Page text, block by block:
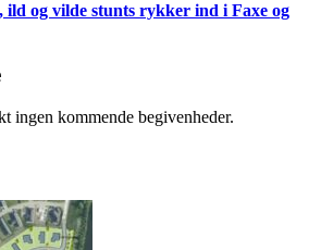
ild og vilde stunts rykker ind i Faxe og
ingen kommende begivenheder.